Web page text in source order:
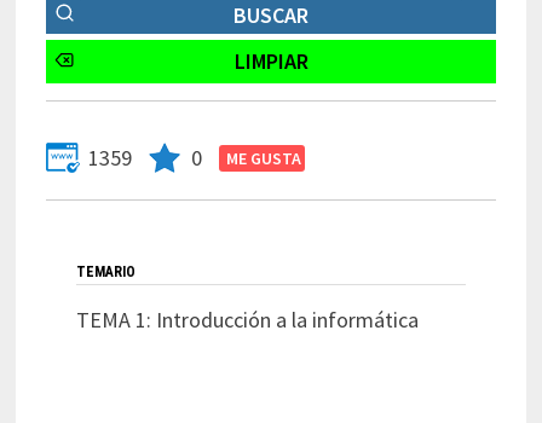
1359 0
TEMARIO
TEMA 1: Introducción a la informática